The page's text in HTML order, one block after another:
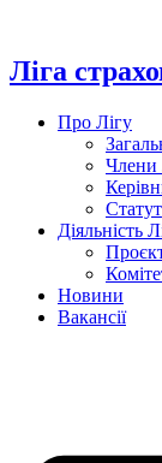
вмісту
Ліга
Про Лігу
Члени
Статут
Діяльність
Новини
Вакансії